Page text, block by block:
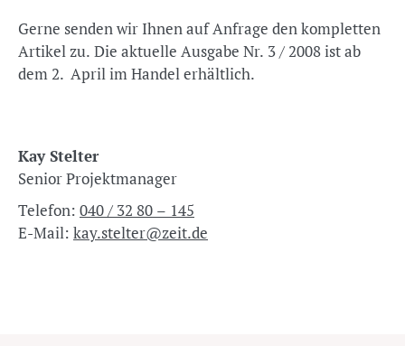
Gerne senden wir Ihnen auf Anfrage den kompletten
Artikel zu. Die aktuelle Ausgabe Nr. 3 / 2008 ist ab
dem 2. April im Handel erhältlich.
Kay Stelter
Senior Projektmanager
Telefon: 040 / 32 80 – 145
E-Mail: kay.stelter@zeit.de